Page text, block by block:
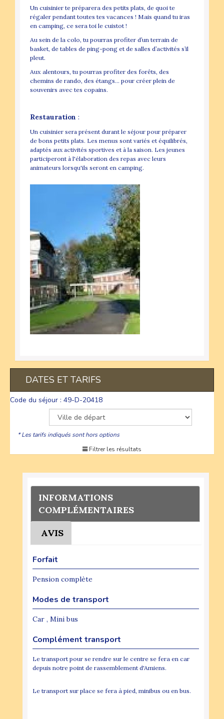
Un cuisinier te préparera des petits plats, de quoi te
régaler pendant toutes tes vacances ! Mais quand tu iras
en camping, ce sera toi le cuistot !
Au sein de la colo, tu pourras profiter d’un terrain de
basket, de tables de ping-pong et de salles d’activités s’il
pleut.
Aux alentours, tu pourras profiter des forêts, des
chemins de rando, des étangs… pour créer plein de
souvenirs avec tes copains.
Restauration :
Un cuisinier sera présent durant le séjour pour préparer
de bons petits plats. Les menus sont variés et équilibrés,
adaptés aux activités sportives et à la saison. Les jeunes
participeront à l'élaboration des repas avec leurs
animateurs lorsqu'ils seront en camping.
DATES ET TARIFS
Code du séjour : 49-D-20418
* Les tarifs indiqués sont hors options
Filtrer les résultats
INFORMATIONS
COMPLÉMENTAIRES
AVIS
Forfait
Pension complète
Modes de transport
Car , Mini bus
Complément transport
Le transport pour se rendre sur le centre se fera en car
depuis notre point de rassemblement d'Amiens.
Le transport sur place se fera à pied, minibus ou en bus.